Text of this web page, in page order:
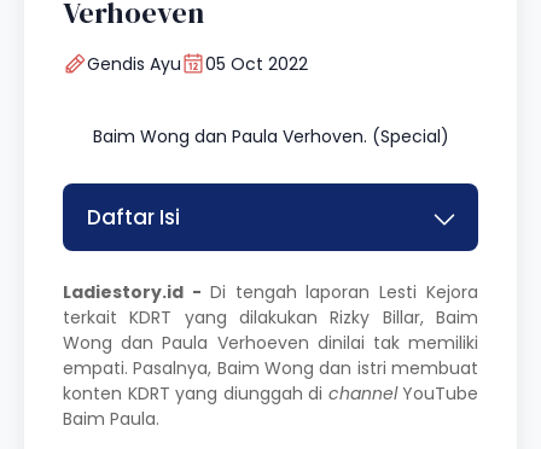
Verhoeven
Gendis Ayu 05 Oct 2022
Baim Wong dan Paula Verhoven. (Special)
Daftar Isi
Ladiestory.id - Di tengah laporanLesti Kejora
terkait KDRT yang dilakukanRizky Billar,Baim
Wong danPaula Verhoeven dinilai tak memiliki
empati. Pasalnya, Baim Wong dan istri membuat
konten KDRT yang diunggah di channelYouTube
Baim Paula.